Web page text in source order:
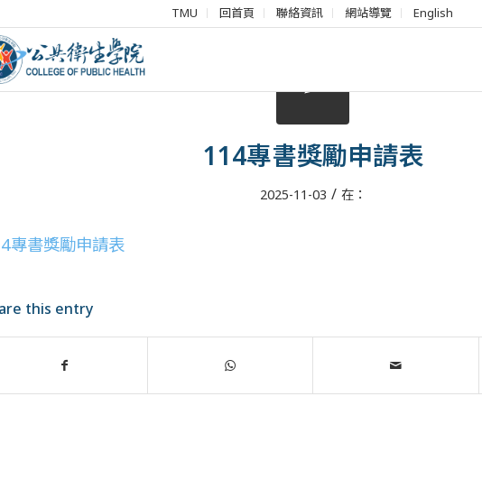
TMU 回首頁 聯絡資訊 網站導覽 English
114專書獎勵申請表
2025-11-03 / 在：
專書獎勵申請表
this entry